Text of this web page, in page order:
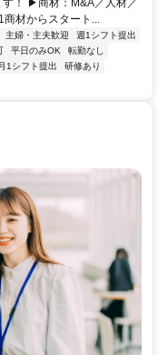
す！ ▶商材：M&A／人材／
材からスタート...
主婦・主夫歓迎
週1シフト提出
平日のみOK
転勤なし
月1シフト提出
研修あり